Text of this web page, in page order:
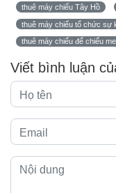
thuê máy chiếu Tây Hồ
thuê máy chiếu tổ chức sự
thuê máy chiếu để chiếu
Viết bình luận